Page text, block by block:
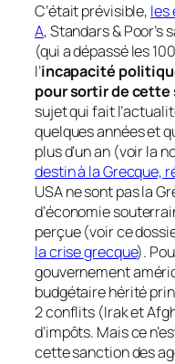
C’était prévisible, les
A, Standars &
(qui a dépassé les
l’incapacité
pour sortir de cette
sujet qui fait
quelques années et
plus d’un an (voir la
destin à la Grecque,
USA ne sont pas la
d’économie
perçue(voir ce
la crise grecque).
gouvernement
budgétaire hérité
2 conflits (Irak et
d’impôts. Mais ce
cette sanction des